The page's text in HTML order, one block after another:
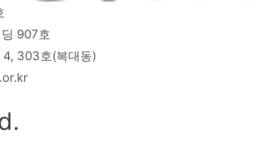
907호
4, 303호(복대동)